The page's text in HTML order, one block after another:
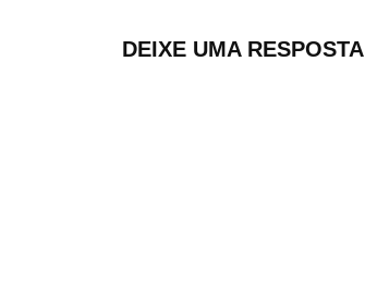
DEIXE UMA RESPOSTA